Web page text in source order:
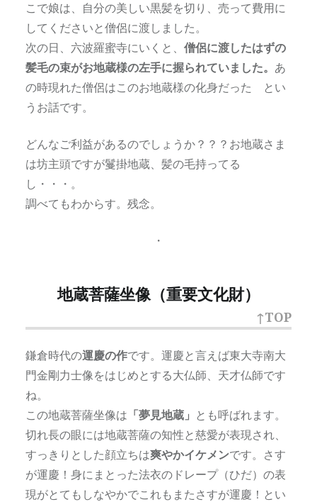
こで娘は、自分の美しい黒髪を切り、売って費用に
してくださいと僧侶に渡しました。
次の日、六波羅蜜寺にいくと、 僧侶に渡したはずの
髪毛の束がお地蔵様の左手に握られていました。 あ
の時現れた僧侶はこのお地蔵様の化身だった とい
うお話です。
どんなご利益があるのでしょうか？？？お地蔵さま
は坊主頭ですが鬘掛地蔵、髪の毛持ってる
し・・・。
調べてもわからす。残念。
・
地蔵菩薩坐像（重要文化財）
↑TOP
鎌倉時代の運慶の作です。運慶と言えば東大寺南大
門金剛力士像をはじめとする大仏師、天才仏師です
ね。
この地蔵菩薩坐像は 「夢見地蔵」
とも呼ばれます。
切れ長の眼には地蔵菩薩の知性と慈愛が表現され、
すっきりとした顔立ちは爽やかイケメンです。さす
が運慶！身にまとった法衣のドレープ（ひだ）の表
現がとてもしなやかでこれもまたさすが運慶！とい